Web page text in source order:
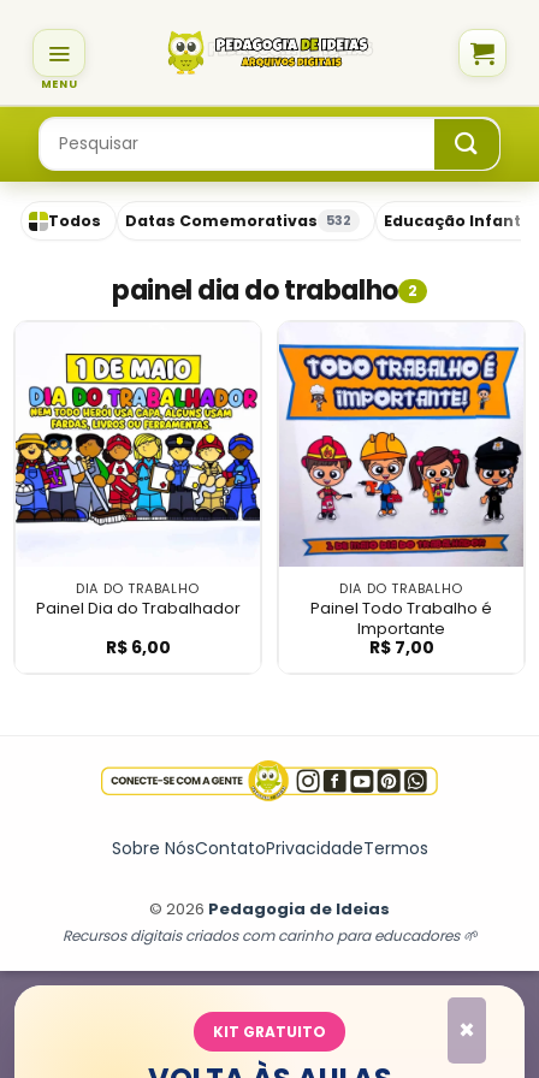
content
Pesquisar
por:
Todos Datas Comemorativas 532 Educação Infantil
painel dia do trabalho 2
DIA DO TRABALHO
Painel Dia do Trabalhador
Painel Dia do Trabalhador
R$6,00
DIA DO TRABALHO
Painel Todo Trabalho é
Importante
Painel Todo
R$7,00
Sobre NósContatoPrivacidadeTermos
© 2026 Pedagogia de Ideias
Recursos digitais criados com carinho para educadores 🌱
×
KIT GRATUITO